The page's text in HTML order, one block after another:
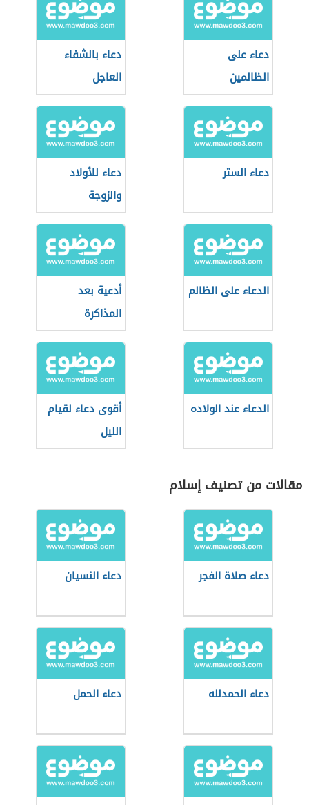
دعاء على
الظالمين
دعاء بالشفاء
العاجل
دعاء الستر
دعاء للأولاد
والزوجة
الدعاء على الظالم
أدعية بعد
المذاكرة
الدعاء عند الولاده
أقوى دعاء لقيام
الليل
مقالات من تصنيف إسلام
دعاء صلاة الفجر دعاء النسيان
دعاء الحمدلله دعاء الحمل